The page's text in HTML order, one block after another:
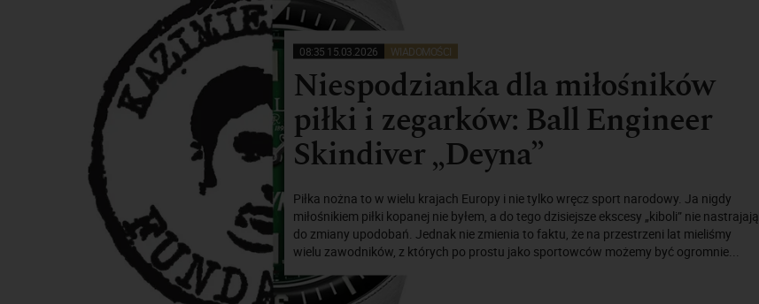
08:35 15.03.2026 WIADOMOŚCI
Niespodzianka dla miłośników
piłki i zegarków: Ball Engineer
Skindiver „Deyna”
Piłka nożna to w wielu krajach Europy i nie tylko wręcz sport narodowy. Ja nigdy
miłośnikiem piłki kopanej nie byłem, a do tego dzisiejsze ekscesy „kiboli” nie nastrajają
do zmiany upodobań. Jednak nie zmienia to faktu, że na przestrzeni lat mieliśmy
wielu zawodników, z których po prostu jako sportowców możemy być ogromnie...